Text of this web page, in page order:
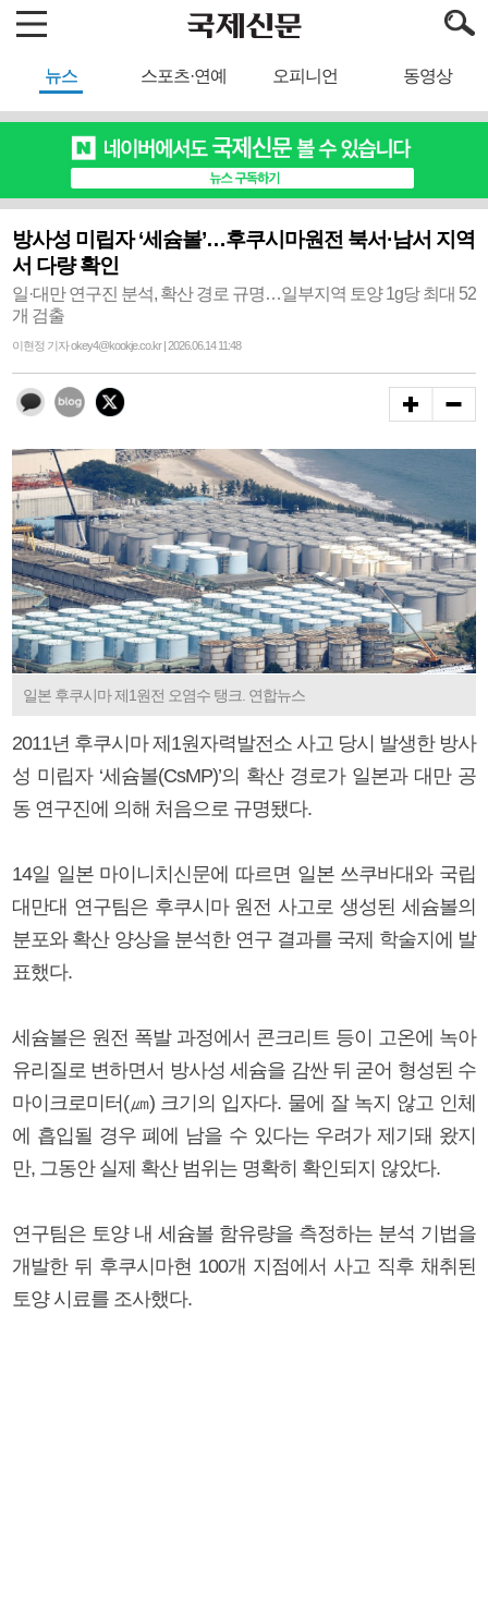
뉴스 스포츠·연예 오피니언 동영상
방사성 미립자 ‘세슘볼’…후쿠시마원전 북서·남서 지역
서 다량 확인
일·대만 연구진 분석, 확산 경로 규명…일부지역 토양 1g당 최대 52
개 검출
이현정 기자 okey4@kookje.co.kr | 2026.06.14 11:48
일본 후쿠시마 제1원전 오염수 탱크. 연합뉴스
2011년 후쿠시마 제1원자력발전소 사고 당시 발생한 방사
성 미립자 ‘세슘볼(CsMP)’의 확산 경로가 일본과 대만 공
동 연구진에 의해 처음으로 규명됐다.
14일 일본 마이니치신문에 따르면 일본 쓰쿠바대와 국립
대만대 연구팀은 후쿠시마 원전 사고로 생성된 세슘볼의
분포와 확산 양상을 분석한 연구 결과를 국제 학술지에 발
표했다.
세슘볼은 원전 폭발 과정에서 콘크리트 등이 고온에 녹아
유리질로 변하면서 방사성 세슘을 감싼 뒤 굳어 형성된 수
마이크로미터(㎛) 크기의 입자다. 물에 잘 녹지 않고 인체
에 흡입될 경우 폐에 남을 수 있다는 우려가 제기돼 왔지
만, 그동안 실제 확산 범위는 명확히 확인되지 않았다.
연구팀은 토양 내 세슘볼 함유량을 측정하는 분석 기법을
개발한 뒤 후쿠시마현 100개 지점에서 사고 직후 채취된
토양 시료를 조사했다.